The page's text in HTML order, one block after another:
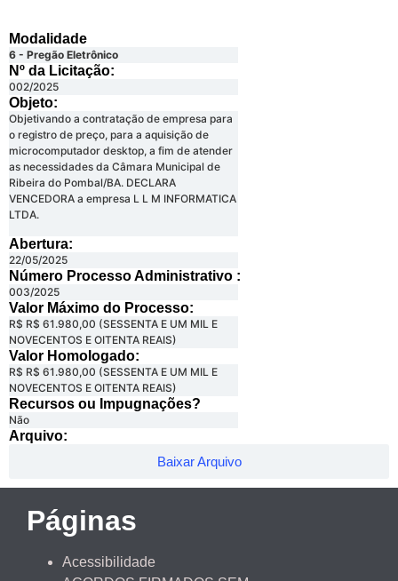
Modalidade
6 - Pregão Eletrônico
Nº da Licitação: ​​
002/2025
Objeto:
Objetivando a contratação de empresa para
o registro de preço, para a aquisição de
microcomputador desktop, a fim de atender
as necessidades da Câmara Municipal de
Ribeira do Pombal/BA. DECLARA
VENCEDORA a empresa L L M INFORMATICA
LTDA.
Abertura:
22/05/2025
Número Processo Administrativo :
003/2025
Valor Máximo do Processo: ​
R$ R$ 61.980,00 (SESSENTA E UM MIL E
NOVECENTOS E OITENTA REAIS)
Valor Homologado: ​
R$ R$ 61.980,00 (SESSENTA E UM MIL E
NOVECENTOS E OITENTA REAIS)
Recursos ou Impugnações? ​
Não
Arquivo:
Baixar Arquivo
Páginas
Acessibilidade